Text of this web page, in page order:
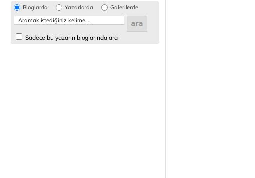
Bloglarda Yazarlarda Galerilerde
Sadece bu yazarın bloglarında ara